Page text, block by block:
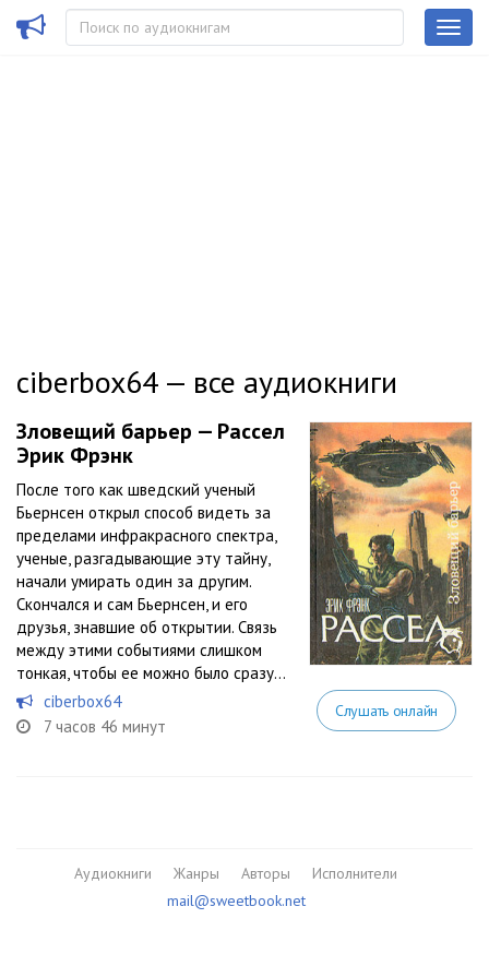
ciberbox64 — все аудиокниги
Зловещий барьер — Рассел
Эрик Фрэнк
После того как шведский ученый
Бьернсен открыл способ видеть за
пределами инфракрасного спектра,
ученые, разгадывающие эту тайну,
начали умирать один за другим.
Скончался и сам Бьернсен, и его
друзья, знавшие об открытии. Связь
между этими событиями слишком
тонкая, чтобы ее можно было сразу...
ciberbox64
7 часов 46 минут
Слушать онлайн
Аудиокниги Жанры Авторы
Исполнители
mail@sweetbook.net